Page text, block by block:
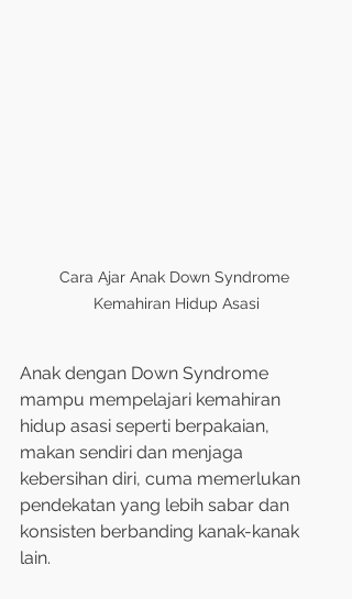
Cara Ajar Anak Down Syndrome
Kemahiran Hidup Asasi
Anak dengan Down Syndrome
mampu mempelajari kemahiran
hidup asasi seperti berpakaian,
makan sendiri dan menjaga
kebersihan diri, cuma memerlukan
pendekatan yang lebih sabar dan
konsisten berbanding kanak-kanak
lain.